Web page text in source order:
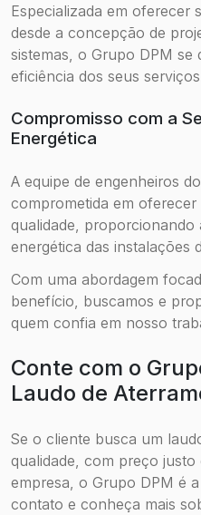
Especializada em oferecer
desde a concepção de
sistemas, o Grupo DPM se
eficiência dos seus
Compromisso com a
Energética
A equipe de engenheiros
comprometida em
qualidade, proporcionando
energética das instalações
Com uma abordagem
benefício, buscamos e
quem confia em nosso
Conte com o
Laudo de
Se o cliente busca um
qualidade, com preço
empresa, o Grupo DPM é
contato e conheça mais